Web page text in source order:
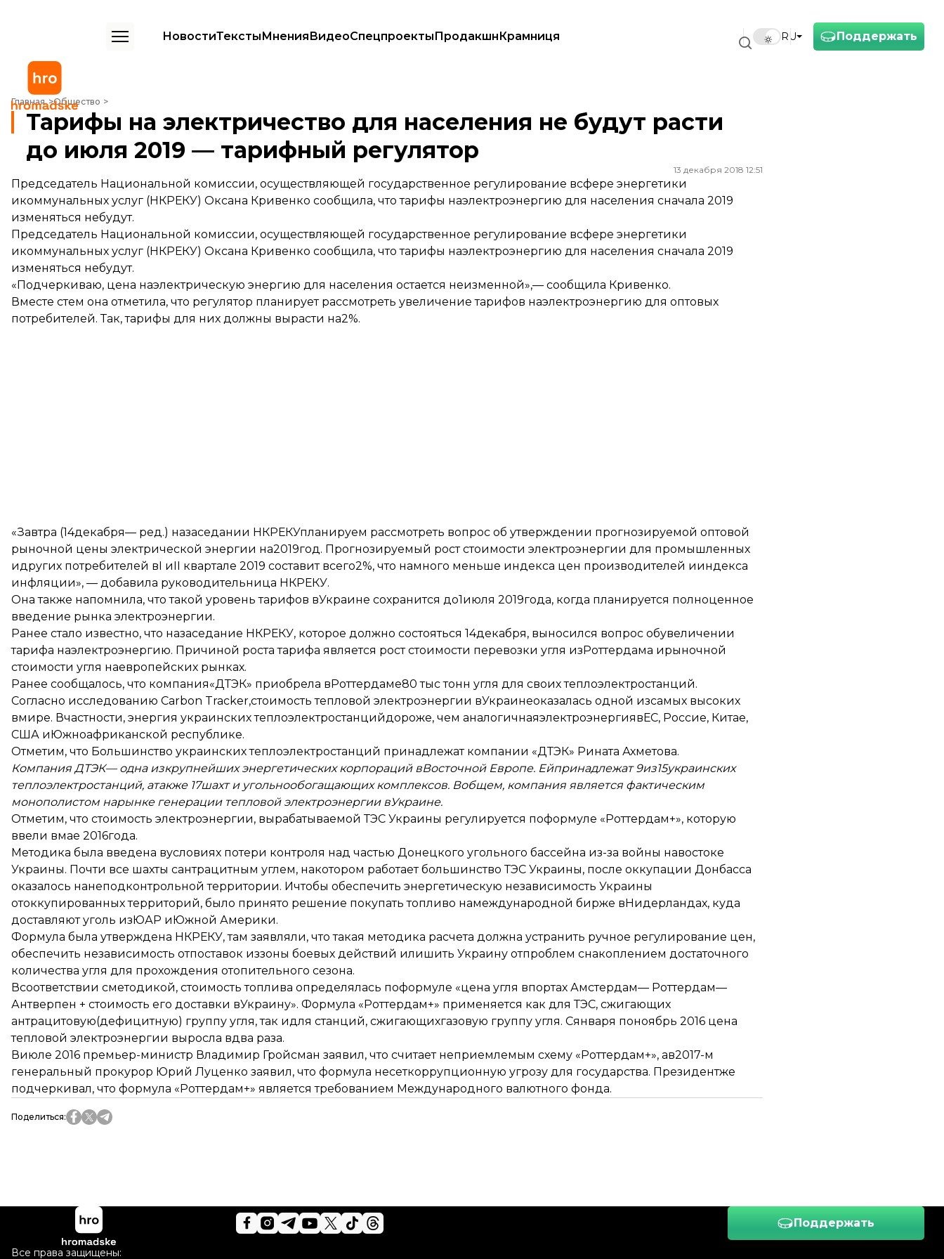
Поддержать
RU
НовостиТекстыМненияВидеоСпецпроектыПродакшнКрамниця
Главная Общество
Тарифы на электричество для населения не будут расти до июля 2019 — тарифный регулятор
Тарифы на электричество для населения не будут расти
до июля 2019 — тарифный регулятор
13 декабря 2018 12:51
Председатель Национальной комиссии, осуществляющей государственное регулирование всфере энергетики
икоммунальных услуг (НКРЕКУ) Оксана Кривенко сообщила, что тарифы наэлектроэнергию для населения сначала 2019
изменяться небудут.
Председатель Национальной комиссии, осуществляющей государственное регулирование всфере энергетики
икоммунальных услуг (НКРЕКУ) Оксана Кривенко сообщила, что тарифы наэлектроэнергию для населения сначала 2019
изменяться небудут.
«Подчеркиваю, цена наэлектрическую энергию для населения остается неизменной»,— сообщила Кривенко.
Вместе стем она отметила, что регулятор планирует рассмотреть увеличение тарифов наэлектроэнергию для оптовых
потребителей. Так, тарифы для них должны вырасти на2%.
«Завтра (14декабря— ред.) назаседании НКРЕКУпланируем рассмотреть вопрос об утверждении прогнозируемой оптовой
рыночной цены электрической энергии на2019год. Прогнозируемый рост стоимости электроэнергии для промышленных
идругих потребителей вI иII квартале 2019 составит всего2%, что намного меньше индекса цен производителей ииндекса
инфляции», — добавила руководительница НКРЕКУ.
Она также напомнила, что такой уровень тарифов вУкраине сохранится до1июля 2019года, когда планируется полноценное
введение рынка электроэнергии.
Ранее стало известно, что назаседание НКРЕКУ, которое должно состояться 14декабря, выносился вопрос обувеличении
тарифа наэлектроэнергию. Причиной роста тарифа является рост стоимости перевозки угля изРоттердама ирыночной
стоимости угля наевропейских рынках.
Ранее сообщалось, что компания«ДТЭК» приобрела вРоттердаме80 тыс тонн угля для своих теплоэлектростанций.
Согласно исследованию Carbon Tracker,стоимость тепловой электроэнергии вУкраинеоказалась одной изсамых высоких
вмире. Вчастности, энергия украинских теплоэлектростанцийдороже, чем аналогичнаяэлектроэнергиявЕС, Россие, Китае,
США иЮжноафриканской республике.
Отметим, что Большинство украинских теплоэлектростанций принадлежат компании «ДТЭК» Рината Ахметова.
Компания ДТЭК— одна изкрупнейших энергетических корпораций вВосточной Европе. Ейпринадлежат 9из15украинских
теплоэлектростанций, атакже 17шахт и угольнообогащающих комплексов. Вобщем, компания является фактическим
монополистом нарынке генерации тепловой электроэнергии вУкраине.
Отметим, что стоимость электроэнергии, вырабатываемой ТЭС Украины регулируется поформуле «Роттердам+», которую
ввели вмае 2016года.
Методика была введена вусловиях потери контроля над частью Донецкого угольного бассейна из-за войны навостоке
Украины. Почти все шахты сантрацитным углем, накотором работает большинство ТЭС Украины, после оккупации Донбасса
оказалось нанеподконтрольной территории. Ичтобы обеспечить энергетическую независимость Украины
отоккупированных территорий, было принято решение покупать топливо намеждународной бирже вНидерландах, куда
доставляют уголь изЮАР иЮжной Америки.
Формула была утверждена НКРЕКУ, там заявляли, что такая методика расчета должна устранить ручное регулирование цен,
обеспечить независимость отпоставок иззоны боевых действий илишить Украину отпроблем снакоплением достаточного
количества угля для прохождения отопительного сезона.
Всоответствии сметодикой, стоимость топлива определялась поформуле «цена угля впортах Амстердам— ​​Роттердам— ​​
Антверпен + стоимость его доставки вУкраину». Формула «Роттердам+» применяется как для ТЭС, сжигающих
антрацитовую(дефицитную) группу угля, так идля станций, сжигающихгазовую группу угля. Сянваря поноябрь 2016 цена
тепловой электроэнергии выросла вдва раза.
Виюле 2016 премьер-министр Владимир Гройсман заявил, что считает неприемлемым схему «Роттердам+», ав2017-м
генеральный прокурор Юрий Луценко заявил, что формула несеткоррупционную угрозу для государства. Президентже
подчеркивал, что формула «Роттердам+» является требованием Международного валютного фонда.
Поделиться:
Поддержать
Все права защищены: